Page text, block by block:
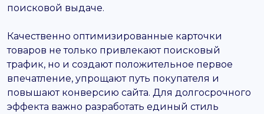
поисковой выдаче.
Качественно оптимизированные карточки
товаров не только привлекают поисковый
трафик, но и создают положительное первое
впечатление, упрощают путь покупателя и
повышают конверсию сайта. Для долгосрочного
эффекта важно разработать единый стиль